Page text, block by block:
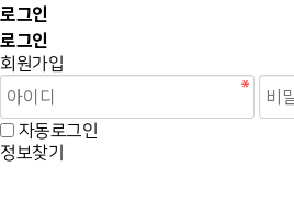
로그인
로그인
회원가입
자동로그인
정보찾기